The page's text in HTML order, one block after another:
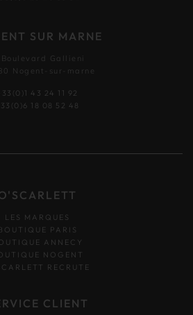
SUR MARNE
Gallieni
Nogent-sur-marne
43 24 11 92
18 08 52 48
LES MARQUES
PARIS
ANNECY
NOGENT
RECRUTE
CLIENT